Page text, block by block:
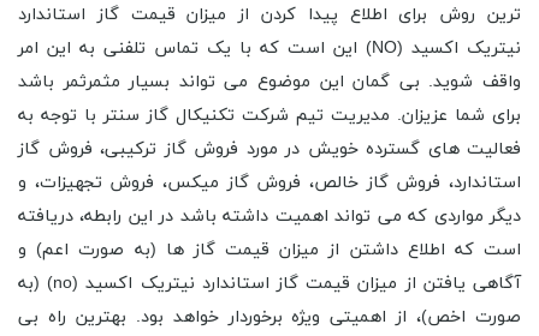
ترین روش برای اطلاع پیدا کردن از میزان قیمت گاز استاندارد
نیتریک اکسید (NO) این است که با یک تماس تلفنی به این امر
واقف شوید. بی گمان این موضوع می تواند بسیار مثمرثمر باشد
برای شما عزیزان. مدیریت تیم شرکت تکنیکال گاز سنتر با توجه به
فعالیت های گسترده خویش در مورد فروش گاز ترکیبی، فروش گاز
استاندارد، فروش گاز خالص، فروش گاز میکس، فروش تجهیزات، و
دیگر مواردی که می تواند اهمیت داشته باشد در این رابطه، دریافته
است که اطلاع داشتن از میزان قیمت گاز ها (به صورت اعم) و
آگاهی یافتن از میزان قیمت گاز استاندارد نیتریک اکسید (no) (به
صورت اخص)، از اهمیتی ویژه برخوردار خواهد بود. بهترین راه بی